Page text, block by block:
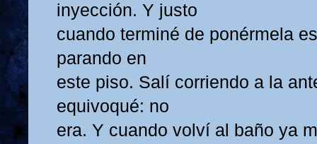
inyección. Y justo
cuando terminé de ponérmela
parando en
este piso. Salí corriendo a la
equivoqué: no
era. Y cuando volví al baño ya